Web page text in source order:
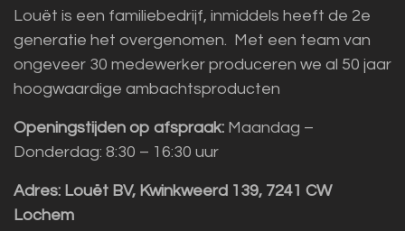
Louët is een familiebedrijf, inmiddels heeft de 2e
generatie het overgenomen. Met een team van
ongeveer 30 medewerker produceren we al 50 jaar
hoogwaardige ambachtsproducten
Openingstijden op afspraak: Maandag –
Donderdag: 8:30 – 16:30 uur
Adres: Louët BV, Kwinkweerd 139, 7241 CW
Lochem